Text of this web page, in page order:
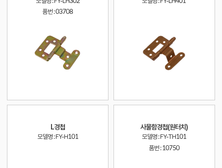
품번 :03708
L경첩
모델명 : FY-H101
사물함경첩(원터치)
모델명 : FY-TH101
품번 :10750